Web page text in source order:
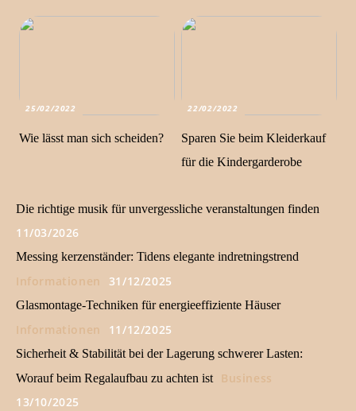
25/02/2022
Wie lässt man sich scheiden?
22/02/2022
Sparen Sie beim Kleiderkauf
für die Kindergarderobe
Die richtige musik für unvergessliche veranstaltungen finden
11/03/2026
Messing kerzenständer: Tidens elegante indretningstrend
Informationen 31/12/2025
Glasmontage-Techniken für energieeffiziente Häuser
Informationen 11/12/2025
Sicherheit & Stabilität bei der Lagerung schwerer Lasten:
Worauf beim Regalaufbau zu achten ist
Business
13/10/2025